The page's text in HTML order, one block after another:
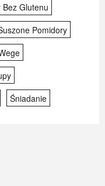
Bez Glutenu
Pomidory
Śniadanie